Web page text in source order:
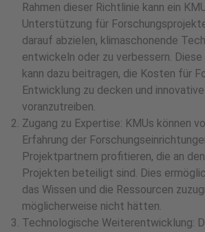
Rahmen dieser Richtlinie kann ein
Unterstützung für
darauf abzielen, klimaschonende
entwickeln oder zu verbessern.
kann dazu beitragen, die Kosten für
Entwicklung zu decken und
voranzutreiben.
Zugang zu Expertise: KMUs können
Erfahrung der
Projektpartnern profitieren, die an
Projekten beteiligt sind. Dies
das Wissen und die Ressourcen
möglicherweise nicht hätten.
Technologische Weiterentwicklung: